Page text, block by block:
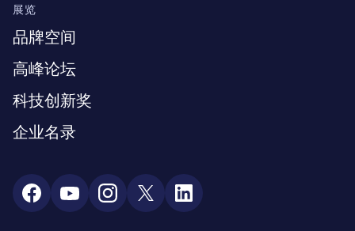
展览
品牌空间
高峰论坛
科技创新奖
企业名录
Social Media